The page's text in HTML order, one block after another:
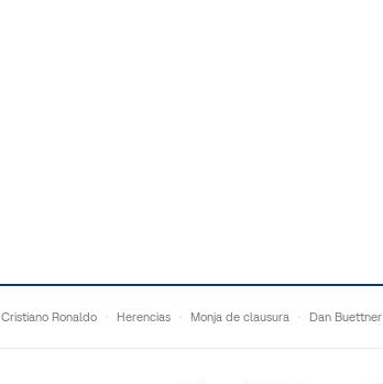
Cristiano Ronaldo Herencias Monja de clausura Dan Buettner